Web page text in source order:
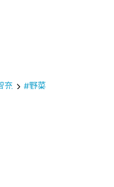
充 #野菜